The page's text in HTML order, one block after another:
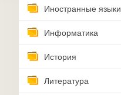
Иностранные языки
Информатика
История
Литература